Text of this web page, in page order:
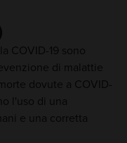
COVID-19 sono
di malattie
dovute a COVID-
l'uso di una
e una corretta